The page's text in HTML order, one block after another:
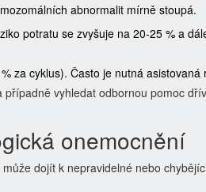
abnormalit mírně stoupá.
potratu se zvyšuje na 20-25 % a
za cyklus). Často je nutná asistovaná
vyhledat odbornou pomoc
onemocnění
dojít k nepravidelné nebo